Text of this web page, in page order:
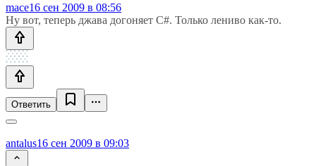
mace16 сен 2009 в 08:56
Ну вот, теперь джава догоняет C#. Только лениво как-то.
Ответить
antalus16 сен 2009 в 09:03